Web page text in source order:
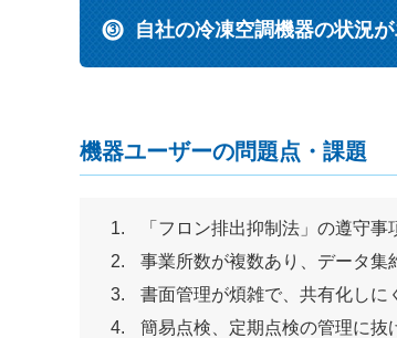
自社の冷凍空調機器の状況
機器ユーザーの問題点・課題
「フロン排出抑制法」の遵守
事業所数が複数あり、データ集
書面管理が煩雑で、共有化しに
簡易点検、定期点検の管理に抜